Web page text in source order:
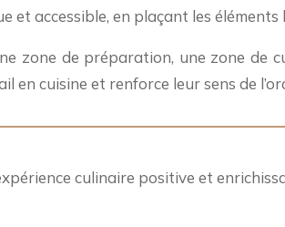
accessible, en plaçant les
zone de préparation, une zone de
cuisine et renforce leur sens de
culinaire positive et